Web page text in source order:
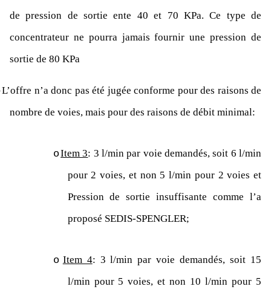
de pression de sortie ente 40 et 70 KPa. Ce type de
concentrateur ne pourra jamais fournir une pression de
sortie de 80 KPa
L’offre n’a donc pas été jugée conforme pour des raisons de
nombre de voies, mais pour des raisons de débit minimal:
oItem 3: 3 l/min par voie demandés, soit 6 l/min
pour 2 voies, et non 5 l/min pour 2 voies et
Pression de sortie insuffisante comme l’a
proposé SEDIS-SPENGLER;
o Item 4: 3 l/min par voie demandés, soit 15
l/min pour 5 voies, et non 10 l/min pour 5